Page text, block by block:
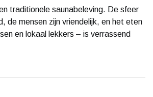
traditionele saunabeleving. De sfeer
de mensen zijn vriendelijk, en het eten
en lokaal lekkers – is verrassend